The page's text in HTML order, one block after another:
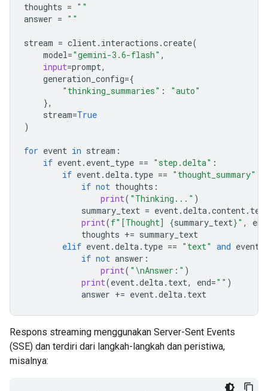
thoughts = ""
answer = ""
stream = client. interactions .create(
model="gemini-3.6-flash" ,
input=prompt,
generation_config={
"thinking_summaries" :
"auto"
},
stream=True
)
for event in stream :
if event. event_type == "step.delta" :
if event.delta. type == "thought_summary"
if not thoughts :
print( "Thinking..." )
summary_text = event.delta.content.
print(f"[Thought] {summary_text}" , end
thoughts += summary_text
elif event.delta. type == "text" and event
if not answer :
print( " \nAnswer:" )
print(event.delta. text, end="" )
answer += event.delta. text
Respons streaming menggunakan Server-Sent Events
(SSE) dan terdiri dari langkah-langkah dan peristiwa,
misalnya: